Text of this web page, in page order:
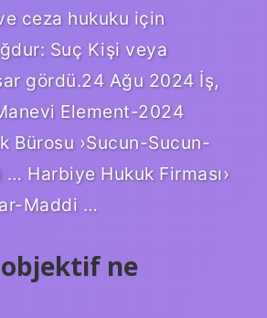
ceza hukuku için
Suç Kişi veya
gördü.24 Ağu 2024 İş,
Element-2024
Bürosu ›Sucun-Sucun-
Harbiye Hukuk Firması›
Maddi …
ne